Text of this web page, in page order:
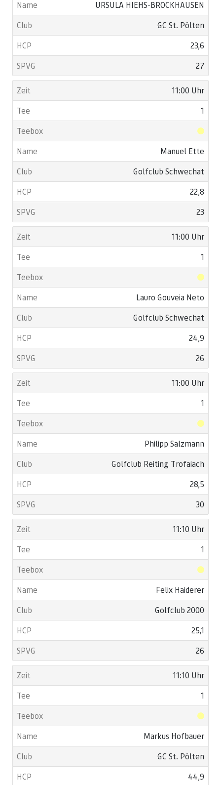
URSULA HIEHS-BROCKHAUSEN
GC St. Pölten
23,6
27
11:00 Uhr
1
Manuel Ette
Golfclub Schwechat
22,8
23
11:00 Uhr
1
Lauro Gouveia Neto
Golfclub Schwechat
24,9
26
11:00 Uhr
1
Philipp Salzmann
Golfclub Reiting Trofaiach
28,5
30
11:10 Uhr
1
Felix Haiderer
Golfclub 2000
25,1
26
11:10 Uhr
1
Markus Hofbauer
GC St. Pölten
44,9